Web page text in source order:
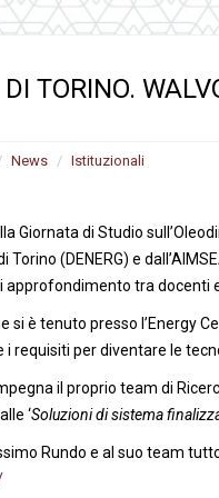
Motori ad
ghisa
TORINO.
News Istituzionali
Giornata di Studio
Torino (DENERG) e
tra docenti
si è tenuto presso l’Energy
requisiti per diventare le
il proprio team di
‘Soluzioni di sistema
Rundo e al suo team